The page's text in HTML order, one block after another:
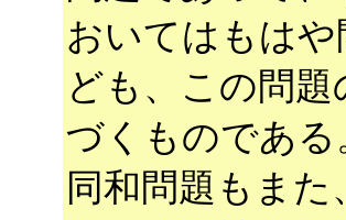
おいてはもは
ども、この問
づくものである
同和問題もま